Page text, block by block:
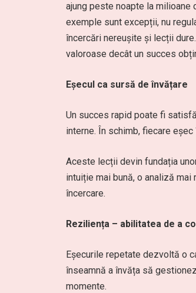
ajung peste noapte la milioane
exemple sunt excepții, nu
încercări nereușite și lecții
valoroase decât un succes
Eșecul ca sursă de învățare
Un succes rapid poate fi
interne. În schimb, fiecare
Aceste lecții devin fundația
intuiție mai bună, o analiză
încercare.
Reziliența – abilitatea de a
Eșecurile repetate dezvoltă o
înseamnă a învăța să
momente.